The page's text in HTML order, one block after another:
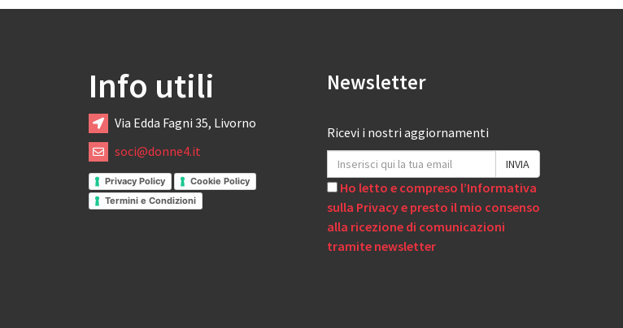
Info utili
Via Edda Fagni 35, Livorno
soci@donne4.it
Privacy Policy
Cookie Policy
Termini e Condizioni
Newsletter
Ricevi i nostri aggiornamenti
Ho letto e compreso l’Informativa
sulla Privacy e presto il mio consenso
alla ricezione di comunicazioni
tramite newsletter